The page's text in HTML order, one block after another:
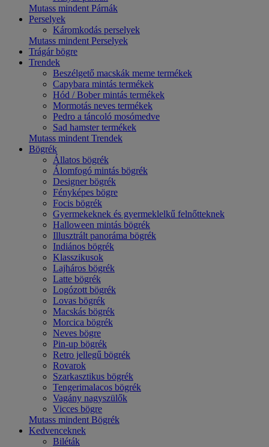
Mutass mindent Párnák
Perselyek
Káromkodás perselyek
Mutass mindent Perselyek
Trágár bögre
Trendek
Beszélgető macskák meme termékek
Capybara mintás termékek
Hód / Bober mintás termékek
Mormotás neves termékek
Pedro a táncoló mosómedve
Sad hamster termékek
Mutass mindent Trendek
Bögrék
Állatos bögrék
Álomfogó mintás bögrék
Designer bögrék
Fényképes bögre
Focis bögrék
Gyermekeknek és gyermeklelkű felnőtteknek
Halloween mintás bögrék
Illusztrált panoráma bögrék
Indiános bögrék
Klasszikusok
Lajháros bögrék
Latte bögrék
Logózott bögrék
Lovas bögrék
Macskás bögrék
Morcica bögrék
Neves bögre
Pin-up bögrék
Retro jellegű bögrék
Rovarok
Szarkasztikus bögrék
Tengerimalacos bögrék
Vagány nagyszülők
Vicces bögre
Mutass mindent Bögrék
Kedvenceknek
Biléták